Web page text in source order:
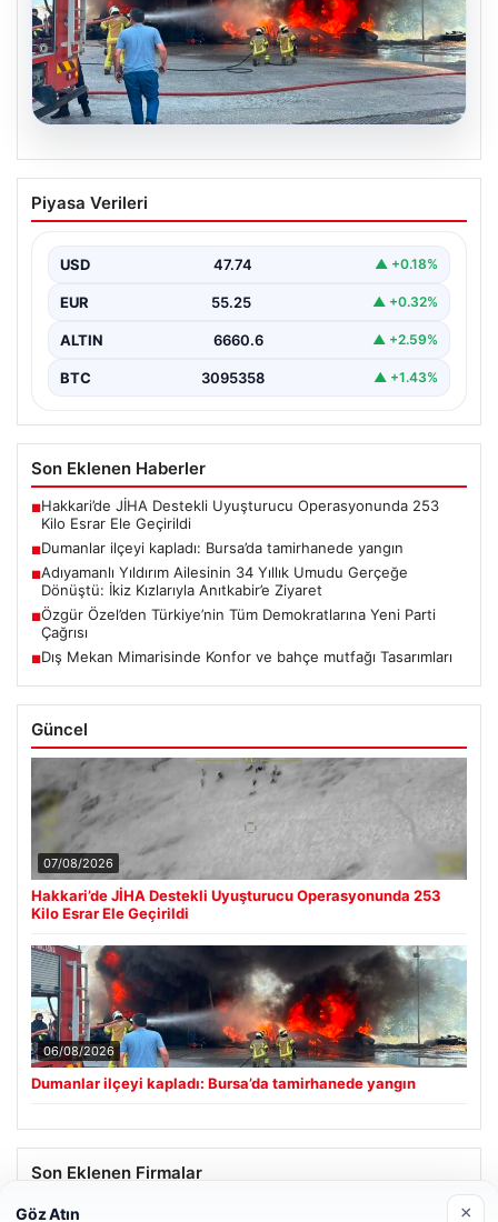
Dumanlar ilçeyi kapladı: Bursa’da
tamirhanede yangın
Piyasa Verileri
USD 47.74 ▲ +0.18%
EUR 55.25 ▲ +0.32%
ALTIN 6660.6 ▲ +2.59%
BTC 3095358 ▲ +1.43%
Son Eklenen Haberler
■Hakkari’de JİHA Destekli Uyuşturucu Operasyonunda 253
Kilo Esrar Ele Geçirildi
■Dumanlar ilçeyi kapladı: Bursa’da tamirhanede yangın
■Adıyamanlı Yıldırım Ailesinin 34 Yıllık Umudu Gerçeğe
Dönüştü: İkiz Kızlarıyla Anıtkabir’e Ziyaret
■Özgür Özel’den Türkiye’nin Tüm Demokratlarına Yeni Parti
Çağrısı
■Dış Mekan Mimarisinde Konfor ve bahçe mutfağı Tasarımları
Güncel
07/08/2026
Hakkari’de JİHA Destekli Uyuşturucu Operasyonunda 253
Kilo Esrar Ele Geçirildi
06/08/2026
Dumanlar ilçeyi kapladı: Bursa’da tamirhanede yangın
Son Eklenen Firmalar
Göz Atın ×